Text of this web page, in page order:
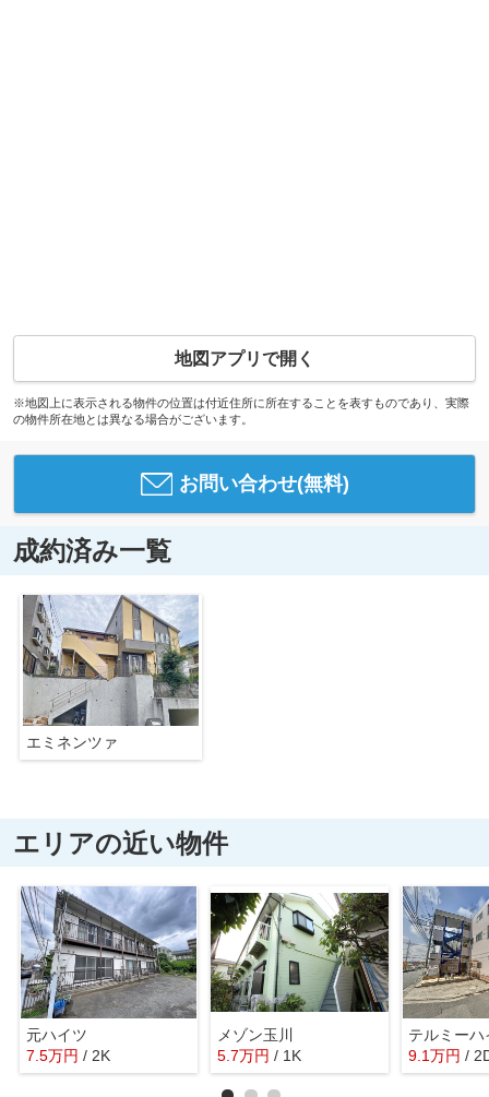
地図アプリで開く
※地図上に表示される物件の位置は付近住所に所在することを表すものであり、実際
の物件所在地とは異なる場合がございます。
お問い合わせ(無料)
成約済み一覧
エミネンツァ
エリアの近い物件
元ハイツ
7.5万円 / 2K
メゾン玉川
5.7万円 / 1K
テルミーハ
9.1万円 /